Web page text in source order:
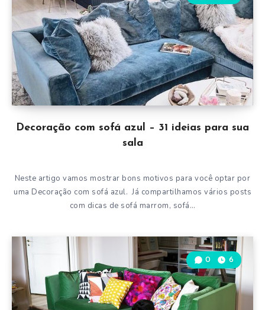
Decoração com sofá azul – 31 ideias para sua
sala
Neste artigo vamos mostrar bons motivos para você optar por
uma Decoração com sofá azul. Já compartilhamos vários posts
com dicas de sofá marrom, sofá…
0 6